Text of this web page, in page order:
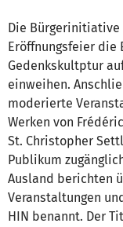
Die Bürgerinitiative
Eröffnungsfeier die
Gedenkskultptur
einweihen.
moderierte
Werken von
St. Christopher
Publikum
Ausland berichten
Veranstaltungen
HIN benannt. Der